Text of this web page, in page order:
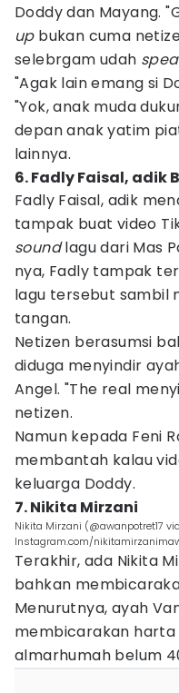
Doddy dan Mayang.
upbukan cuma
selebrgam udah
"Agak lain emang si
"Yok, anak muda
depan anak yatim
lainnya.
6. Fadly Faisal, adik
Fadly Faisal, adik
tampak buat video
soundlagu dari Mas
nya, Fadly tampak
lagu tersebut sambil
tangan.
Netizen berasumsi
diduga menyindir
Angel. "The real
netizen.
Namun kepada Feni
membantah kalau
keluarga Doddy.
7. Nikita Mirzani
Nikita Mirzani (@awanpotret17 via
Instagram.com/
Terakhir, ada Nikita
bahkan
Menurutnya, ayah
membicarakan harta
almarhumah belum